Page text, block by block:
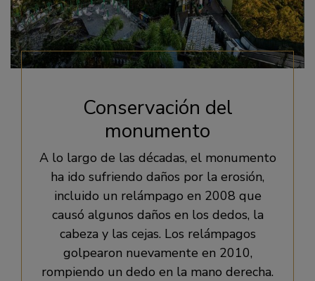
Conservación del
monumento
A lo largo de las décadas, el monumento
ha ido sufriendo daños por la erosión,
incluido un relámpago en 2008 que
causó algunos daños en los dedos, la
cabeza y las cejas. Los relámpagos
golpearon nuevamente en 2010,
rompiendo un dedo en la mano derecha.